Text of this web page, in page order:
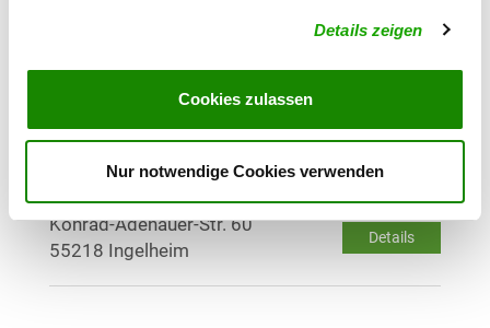
Details zeigen
Cookies zulassen
Nur notwendige Cookies verwenden
OG - Heidesheim/Rhl. e.V.
55262 Heidesheim
OG - Ingelheim e.V.
Details
Konrad-Adenauer-Str. 60
55218 Ingelheim